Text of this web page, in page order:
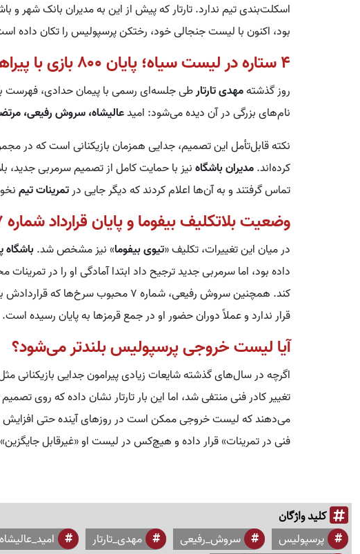
اسکلت‌بندی تیم ندارد. تارتار که پیش از این به مدیران بانک شهر و
بود، اکنون با لیست جنجالی خود، رختکن پرسپولیس را تکان داده
۴ ستاره در لیست سیاه؛ پایان ۸۰۰ بازی با پیراهن سرخ
روز گذشتهمهدی تارتارطی جلسه‌ای رسمی با پیمان حدادی، فهرست
نام‌های بزرگی در آن دیده می‌شود: امیدعالیشاه، سروش رفیعی،
کرده‌اند.مدیران باشگاهنیز با حمایت کامل از تصمیم سرمربی جدید،
تماس گرفتند و به آن‌ها اعلام کردند که دیگر جایی درتمرینات تیم
وضعیت بلاتکلیف بیفوما و پایان قرارداد شماره ۷
در میان این تغییرات، تکلیف «تیوی بیفوما» نیز مشخص شد.
داده بود، اما سرمربی جدید ترجیح داد ابتدا آمادگی او را در
کند. همچنین سروش رفیعی، شماره ۷ محبوب
قرار ندارد و عملاً دوران حضور او در جمع قرمزها به پایان رسیده است.
آیا لیست خروجی پرسپولیس بلندتر می‌شود؟
اگرچه در سال‌های گذشته شایعات زیادی پیرامون جدایی بازیکنانی
تغییر کادر فنی منتفی شد، اما این بار تارتار نشان داده که روی
می‌دهند که لیست خروجی ممکن است در روزهای آینده حتی افزایش
فنی در تمرینات» قرار داده و هیچ‌کس در لیست او «غیرقابل
کلید واژگان
پرسپولیس سروش_رفیعی مهدی_تارتار امید_عالیشاه